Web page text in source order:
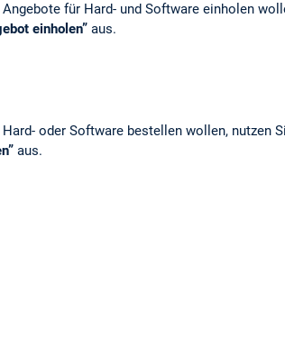
Angebote für Hard- und Software einholen
einholen” aus.
Hard- oder Software bestellen wollen, nutzen
aus.